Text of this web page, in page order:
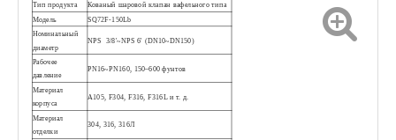
Тип продукта
Кованый шаровой клапан вафельного типа
Модель
SQ72F-150Lb
Номинальный
диаметр
NPS 3/8'~NPS 6' (DN10~DN150)
Рабочее
давление
PN16~PN160, 150–600 фунтов
Материал
корпуса
A105, F304, F316, F316L и т. д.
Материал
отделки
304, 316, 316Л